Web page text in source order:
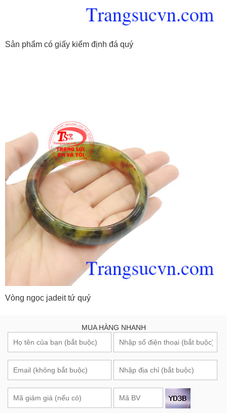
Sản phẩm có giấy kiểm định đá quý
Vòng ngọc jadeit tứ quý
MUA HÀNG NHANH